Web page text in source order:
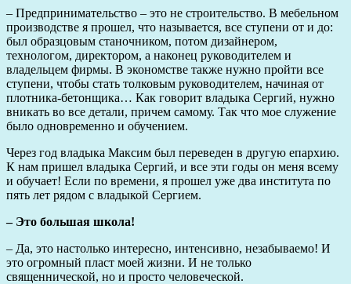
– Предпринимательство – это не строительство. В мебельном
производстве я прошел, что называется, все ступени от и до:
был образцовым станочником, потом дизайнером,
технологом, директором, а наконец руководителем и
владельцем фирмы. В экономстве также нужно пройти все
ступени, чтобы стать толковым руководителем, начиная от
плотника-бетонщика… Как говорит владыка Сергий, нужно
вникать во все детали, причем самому. Так что мое служение
было одновременно и обучением.
Через год владыка Максим был переведен в другую епархию.
К нам пришел владыка Сергий, и все эти годы он меня всему
и обучает! Если по времени, я прошел уже два института по
пять лет рядом с владыкой Сергием.
– Это большая школа!
– Да, это настолько интересно, интенсивно, незабываемо! И
это огромный пласт моей жизни. И не только
священнической, но и просто человеческой.